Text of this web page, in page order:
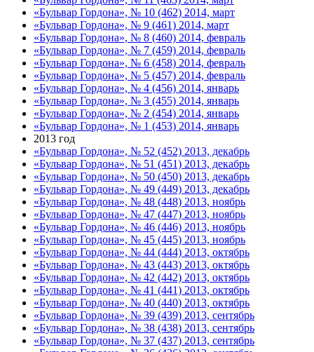
«Бульвар Гордона», № 10 (462) 2014, март
«Бульвар Гордона», № 9 (461) 2014, март
«Бульвар Гордона», № 8 (460) 2014, февраль
«Бульвар Гордона», № 7 (459) 2014, февраль
«Бульвар Гордона», № 6 (458) 2014, февраль
«Бульвар Гордона», № 5 (457) 2014, февраль
«Бульвар Гордона», № 4 (456) 2014, январь
«Бульвар Гордона», № 3 (455) 2014, январь
«Бульвар Гордона», № 2 (454) 2014, январь
«Бульвар Гордона», № 1 (453) 2014, январь
2013 год
«Бульвар Гордона», № 52 (452) 2013, декабрь
«Бульвар Гордона», № 51 (451) 2013, декабрь
«Бульвар Гордона», № 50 (450) 2013, декабрь
«Бульвар Гордона», № 49 (449) 2013, декабрь
«Бульвар Гордона», № 48 (448) 2013, ноябрь
«Бульвар Гордона», № 47 (447) 2013, ноябрь
«Бульвар Гордона», № 46 (446) 2013, ноябрь
«Бульвар Гордона», № 45 (445) 2013, ноябрь
«Бульвар Гордона», № 44 (444) 2013, октябрь
«Бульвар Гордона», № 43 (443) 2013, октябрь
«Бульвар Гордона», № 42 (442) 2013, октябрь
«Бульвар Гордона», № 41 (441) 2013, октябрь
«Бульвар Гордона», № 40 (440) 2013, октябрь
«Бульвар Гордона», № 39 (439) 2013, сентябрь
«Бульвар Гордона», № 38 (438) 2013, сентябрь
«Бульвар Гордона», № 37 (437) 2013, сентябрь